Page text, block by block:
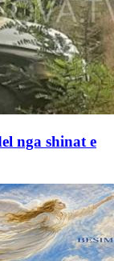
nga shinat e